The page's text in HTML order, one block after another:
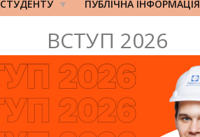
СТУДЕНТУ ПУБЛІЧНА ІНФОРМАЦІЯ
ВСТУП 2026